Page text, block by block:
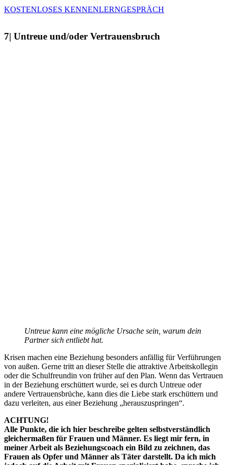
KOSTENLOSES KENNENLERNGESPRÄCH
7| Untreue und/oder Vertrauensbruch
Untreue kann eine mögliche Ursache sein, warum dein
Partner sich entliebt hat.
Krisen machen eine Beziehung besonders anfällig für Verführungen
von außen. Gerne tritt an dieser Stelle die attraktive Arbeitskollegin
oder die Schulfreundin von früher auf den Plan. Wenn das Vertrauen
in der Beziehung erschüttert wurde, sei es durch Untreue oder
andere Vertrauensbrüche, kann dies die Liebe stark erschüttern und
dazu verleiten, aus einer Beziehung „herauszuspringen“.
ACHTUNG!
Alle Punkte, die ich hier beschreibe gelten selbstverständlich
gleichermaßen für Frauen und Männer. Es liegt mir fern, in
meiner Arbeit als Beziehungscoach ein Bild zu zeichnen, das
Frauen als Opfer und Männer als Täter darstellt. Da ich mich